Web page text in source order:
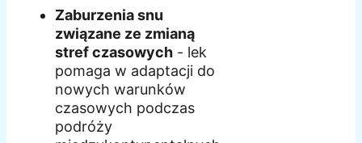
Zaburzenia snu
związane ze zmianą
stref czasowych - lek
pomaga w adaptacji do
nowych warunków
czasowych podczas
podróży